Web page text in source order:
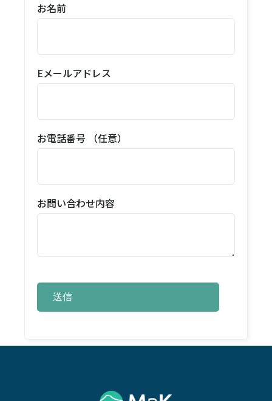
お名前
Eメールアドレス
お電話番号 （任意）
お問い合わせ内容